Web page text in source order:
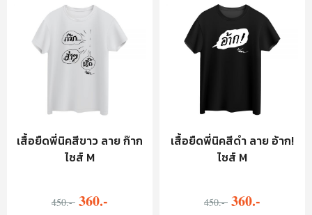
เสื้อยืดพี่นิคสีขาว ลาย ก๊าก
ไซส์ M
450.- 360.-
เสื้อยืดพี่นิคสีดำ ลาย อ้าก!
ไซส์ M
450.- 360.-